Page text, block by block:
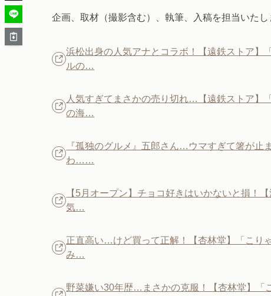
企画、取材（撮影含む）、執筆、入稿を担当いたし
浜松出身の人気アナとコラボ！【遠鉄ストア
ルの…
人気すぎてまさかの売り切れ…【遠鉄ストア】
の海…
『孤独のグルメ』五郎さん…ウマすぎて箸が止
わ……
【5月オープン】チョコ好きはいかないと損！
気…
正直高い…けど買って正解！【杏林堂】「こり
み…
野菜嫌い30年歴…まさかの克服！【杏林堂】「